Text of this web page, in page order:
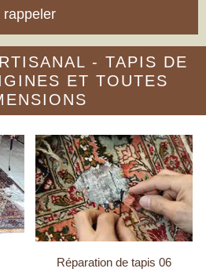
- TAPIS DE
ET TOUTES
Réparation de tapis 06